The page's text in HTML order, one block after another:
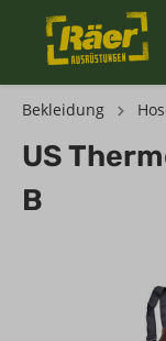
Bekleidung
US
B